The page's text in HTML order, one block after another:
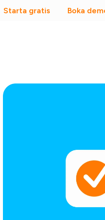
Starta gratis Boka